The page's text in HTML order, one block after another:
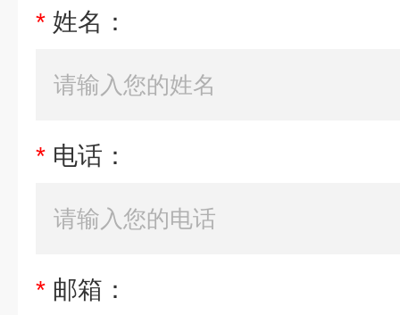
* 姓名：
* 电话：
* 邮箱：